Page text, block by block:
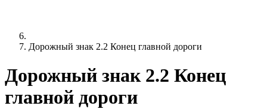
Дорожный знак 2.2 Конец главной дороги
Дорожный знак 2.2 Конец
главной дороги